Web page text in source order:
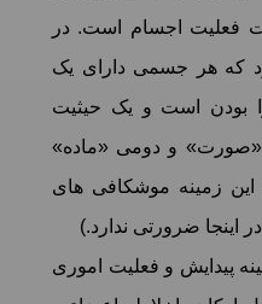
فعلیت اجسام است. در
که هر جسمی دارای یک
بودن است و یک حیثیت
«صورت» و دومی «ماده»
زمینه موشکافی های
اینجا ضرورتی ندارد.)
پیدایش و فعلیت اموری